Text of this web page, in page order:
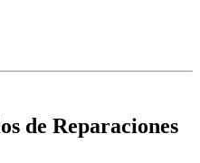
de Reparaciones